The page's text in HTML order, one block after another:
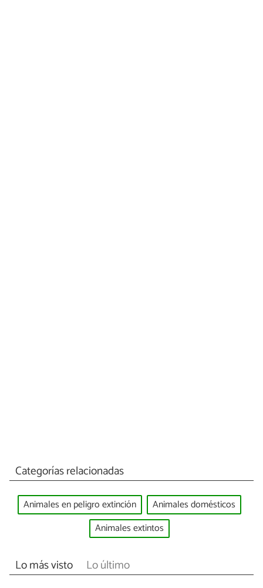
Categorías relacionadas
Animales en peligro extinción
Animales domésticos
Animales extintos
Lo más visto Lo último